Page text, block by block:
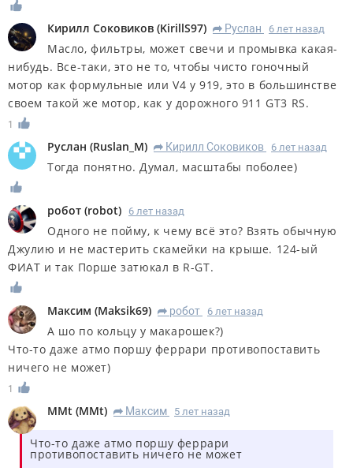
Кирилл Соковиков (KirillS97) R Руслан 6 лет назад
Масло, фильтры, может свечи и промывка какая-
нибудь. Все-таки, это не то, чтобы чисто гоночный
мотор как формульные или V4 у 919, это в большинстве
своем такой же мотор, как у дорожного 911 GT3 RS.
1
Руслан (Ruslan_M) R Кирилл Соковиков 6 лет назад
Тогда понятно. Думал, масштабы поболее)
робот (robot) 6 лет назад
Одного не пойму, к чему всё это? Взять обычную
Джулию и не мастерить скамейки на крыше. 124-ый
ФИАТ и так Порше затюкал в R-GT.
Максим (Maksik69) R робот 6 лет назад
А шо по кольцу у макарошек?)
Что-то даже атмо поршу феррари противопоставить
ничего не может)
1
MMt (MMt) R Максим 5 лет назад
Что-то даже атмо поршу феррари
противопоставить ничего не может